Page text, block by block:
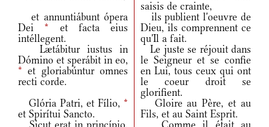
saisis de crainte,
et annuntiábunt ópera
Dei* et facta eius
intéllegent.
ils publient l'oeuvre de
Dieu, ils comprennent ce
qu'Il a fait.
Lætábitur iustus in
Dómino et sperábit in eo,
* et gloriabúntur omnes
recti corde.
Le juste se réjouit dans
le Seigneur et se confie
en Lui, tous ceux qui ont
le coeur droit se
glorifient.
Glória Patri, et Fílio, *
et Spirítui Sancto.
Gloire au Père, et au
Fils, et au Saint Esprit.